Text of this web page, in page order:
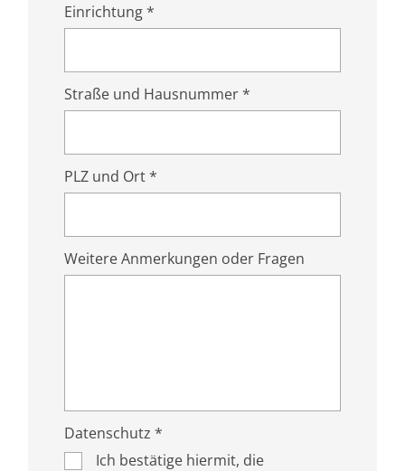
Einrichtung *
Straße und Hausnummer *
PLZ und Ort *
Weitere Anmerkungen oder Fragen
Datenschutz *
Ich bestätige hiermit, die